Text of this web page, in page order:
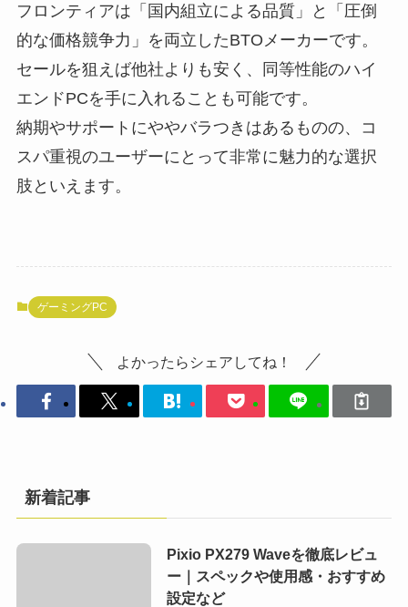
フロンティアは「国内組立による品質」と「圧倒
的な価格競争力」を両立したBTOメーカーです。
セールを狙えば他社よりも安く、同等性能のハイ
エンドPCを手に入れることも可能です。
納期やサポートにややバラつきはあるものの、コ
スパ重視のユーザーにとって非常に魅力的な選択
肢といえます。
ゲーミングPC
よかったらシェアしてね！
新着記事
Pixio PX279 Waveを徹底レビュ
ー｜スペックや使用感・おすすめ
設定など